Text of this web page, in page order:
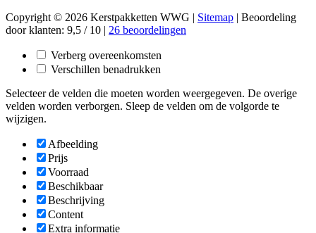
Copyright © 2026 Kerstpakketten WWG | Sitemap | Beoordeling
door klanten: 9,5 / 10 | 26 beoordelingen
Verberg overeenkomsten
Verschillen benadrukken
Selecteer de velden die moeten worden weergegeven. De overige
velden worden verborgen. Sleep de velden om de volgorde te
wijzigen.
Afbeelding
Prijs
Voorraad
Beschikbaar
Beschrijving
Content
Extra informatie